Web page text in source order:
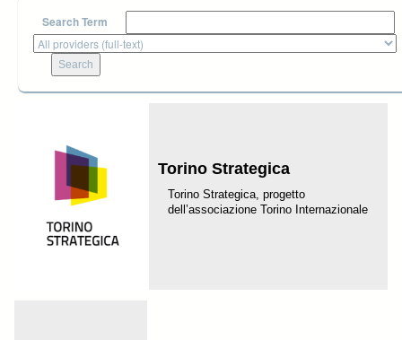
Search Term
Torino Strategica
Torino Strategica, progetto
dell’associazione Torino Internazionale